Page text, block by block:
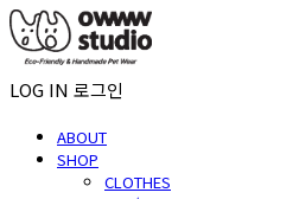
LOG IN 로그인
ABOUT
SHOP
CLOTHES